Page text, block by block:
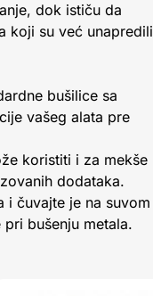
dok ističu da
koji su već unapredili
bušilice sa
vašeg alata pre
koristiti i za mekše
dodataka.
i čuvajte je na suvom
bušenju metala.